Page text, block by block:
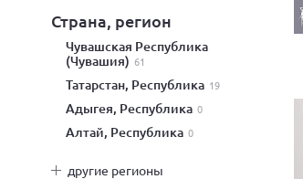
Страна, регион
Чувашская Республика
(Чувашия) 61
Татарстан, Республика 19
Адыгея, Республика 0
Алтай, Республика 0
другие регионы